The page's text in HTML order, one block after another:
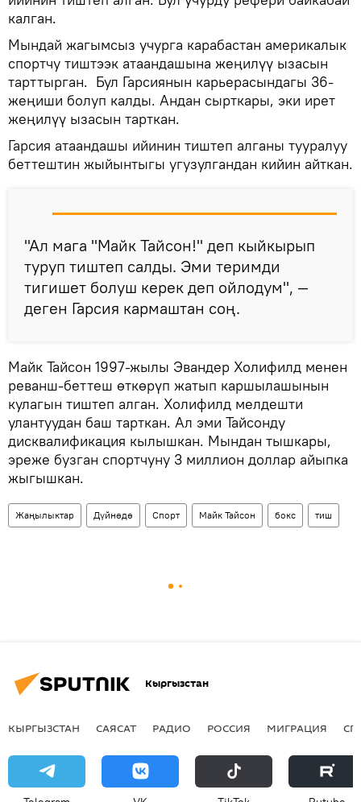
калган.
Мындай жагымсыз учурга карабастан америкалык
спортчу тиштээк атаандашына жеңилүү ызасын
тарттырган. Бул Гарсиянын карьерасындагы 36-
жеңиши болуп калды. Андан сырткары, эки ирет
жеңилүү ызасын тарткан.
Гарсия атаандашы ийинин тиштеп алганы тууралуу
беттештин жыйынтыгы угузулгандан кийин айткан.
"Ал мага "Майк Тайсон!" деп кыйкырып
туруп тиштеп салды. Эми теримди
тигишет болуш керек деп ойлодум", —
деген Гарсия кармаштан соң.
Майк Тайсон 1997-жылы Эвандер Холифилд менен
реванш-беттеш өткөрүп жатып каршылашынын
кулагын тиштеп алган. Холифилд мелдешти
улантуудан баш тарткан. Ал эми Тайсонду
дисквалификация кылышкан. Мындан тышкары,
эреже бузган спортчуну 3 миллион доллар айыпка
жыгышкан.
Жаңылыктар Дүйнөдө Спорт Майк Тайсон бокс тиш
Кыргызстан
КЫРГЫЗСТАН САЯСАТ РАДИО РОССИЯ МИГРАЦИЯ